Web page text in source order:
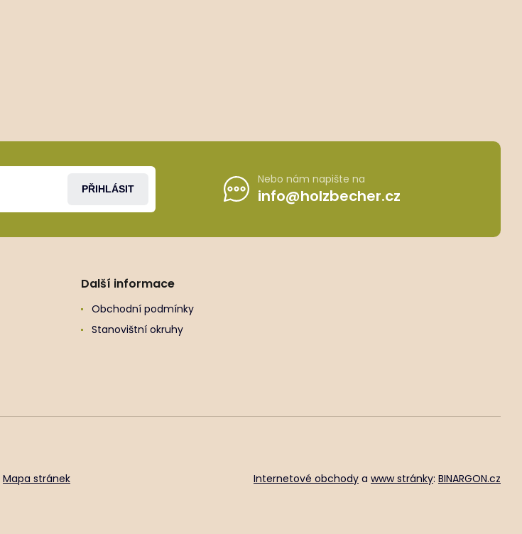
PŘIHLÁSIT
Nebo nám napište na
info@holzbecher.cz
Další informace
Obchodní podmínky
Stanovištní okruhy
Mapa stránek Internetové obchody a www stránky: BINARGON.cz